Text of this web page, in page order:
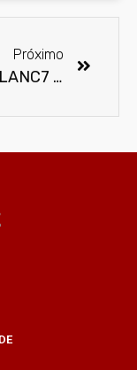
Próximo
Grupo BLANC7 é presença confirmada na 15ª edição do Anime Friends